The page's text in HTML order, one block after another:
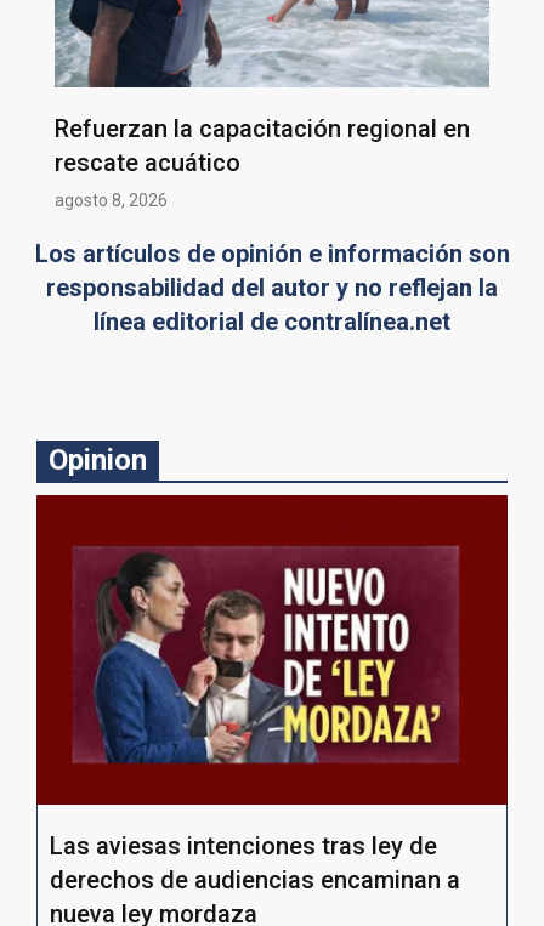
Refuerzan la capacitación regional en
rescate acuático
agosto 8, 2026
Los artículos de opinión e información son
responsabilidad del autor y no reflejan la
línea editorial de contralínea.net
Opinion
Las aviesas intenciones tras ley de
derechos de audiencias encaminan a
nueva ley mordaza